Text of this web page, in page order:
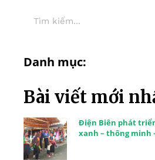
Danh mục:
Bài viết mới
Điện Biên phát
xanh – thông minh